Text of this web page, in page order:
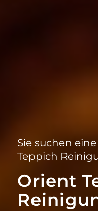
Sie suchen
Teppich
Orient